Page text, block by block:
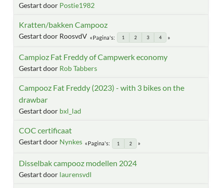
Gestart door Postie1982
Kratten/bakken Campooz
Gestart door RoosvdV Pagina's 1 2 3 4
Campioz Fat Freddy of Campwerk economy
Gestart door Rob Tabbers
Campooz Fat Freddy (2023) - with 3 bikes on the
drawbar
Gestart door bxl_lad
COC certificaat
Gestart door Nynkes Pagina's 1 2
Disselbak campooz modellen 2024
Gestart door laurensvdl